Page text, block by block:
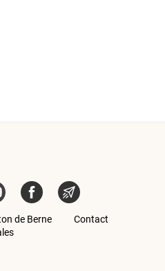
site web: Types de
YouTubeFacebookNews-Abo
de Berne
Contact